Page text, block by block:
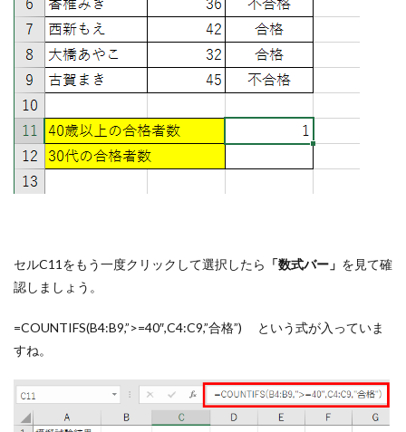
セルC11をもう一度クリックして選択したら 「数式バー」 を見て確
認しましょう。
=COUNTIFS(B4:B9,”>=40″,C4:C9,”合格”) という式が入っていま
すね。